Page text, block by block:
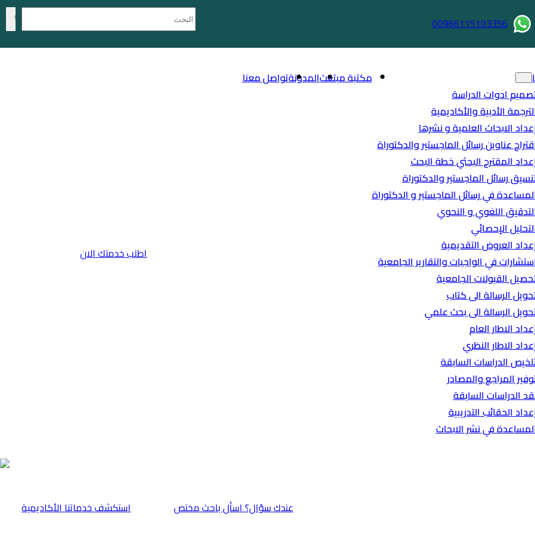
00966115103356
ادوات الدراسة
الأدبية والأكاديمية
الابحاث العلمية و نشرها
عناوين رسائل الماجستير والدكتوراة
المقترح البحثي خطة البحث
رسائل الماجستير والدكتوراة
في رسائل الماجستير و الدكتوراة
اللغوي و النحوي
الإحصائي
العروض التقديمية
في الواجبات والتقارير الجامعية
القبولات الجامعية
الرسالة الى كتاب
الرسالة الى بحث علمي
الاطار العام
الاطار النظري
الدراسات السابقة
المراجع والمصادر
الدراسات السابقة
الحقائب التدريبية
في نشر الابحاث
مكتبة مبتعثالمدونةتواصل معنا
اطلب خدمتك الان
⁠استكشف خدماتنا الأكاديمية عندك سؤال؟ اسأل باحث مختص